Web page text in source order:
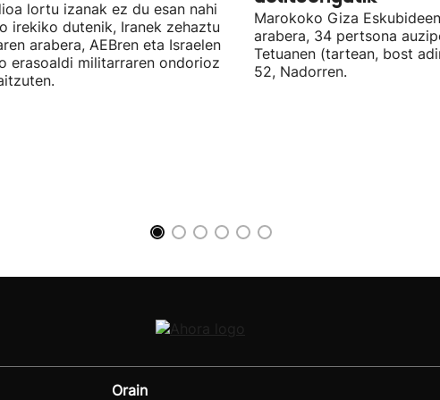
lortu izanak ez du esan nahi
irekiko dutenik, Iranek zehaztu
arabera, AEBren eta Israelen
erasoaldi militarraren ondorioz
Marokoko Giza
arabera, 34 pertsona
Tetuanen (tartean, bost
52, Nadorren.
Orain